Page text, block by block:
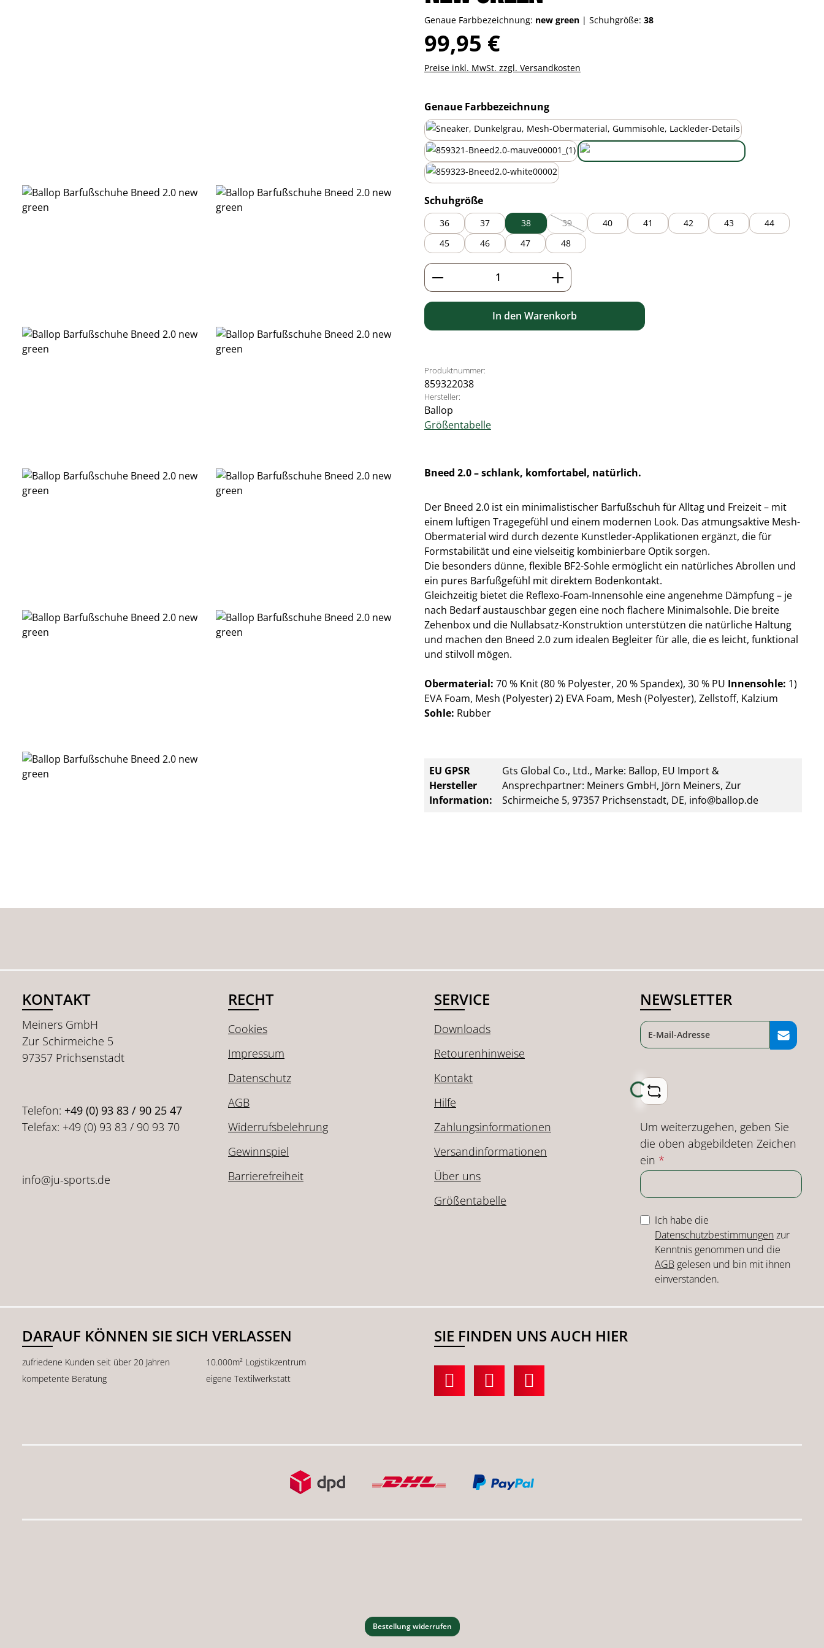
Genaue Farbbezeichnung: new green | Schuhgröße: 38
Regulärer Preis:
99,95 €
Preise inkl. MwSt. zzgl. Versandkosten
Genaue Farbbezeichnungauswählen
new green
Schuhgrößeauswählen
36 37 38 39
(Diese Option ist zurzeit nicht verfügbar.)
40 41 42 43
44
45
46 47 48
Produkt Anzahl: Gib den gewünschten Wert ein oder
In den Warenkorb
Produktnummer:
859322038
Hersteller:
Ballop
Größentabelle
Bneed 2.0 – schlank, komfortabel, natürlich.
Der Bneed 2.0 ist ein minimalistischer Barfußschuh für Alltag und Freizeit – mit
einem luftigen Tragegefühl und einem modernen Look. Das atmungsaktive Mesh-
Obermaterial wird durch dezente Kunstleder-Applikationen ergänzt, die für
Formstabilität und eine vielseitig kombinierbare Optik sorgen.
Die besonders dünne, flexible BF2-Sohle ermöglicht ein natürliches Abrollen und
ein pures Barfußgefühl mit direktem Bodenkontakt.
Gleichzeitig bietet die Reflexo-Foam-Innensohle eine angenehme Dämpfung – je
nach Bedarf austauschbar gegen eine noch flachere Minimalsohle. Die breite
Zehenbox und die Nullabsatz-Konstruktion unterstützen die natürliche Haltung
und machen den Bneed 2.0 zum idealen Begleiter für alle, die es leicht, funktional
und stilvoll mögen.
Obermaterial: 70 % Knit (80 % Polyester, 20 % Spandex), 30 % PU Innensohle: 1)
EVA Foam, Mesh (Polyester) 2) EVA Foam, Mesh (Polyester), Zellstoff, Kalzium
Sohle: Rubber
EU GPSR
Hersteller
Information:
Gts Global Co., Ltd., Marke: Ballop, EU Import &
Ansprechpartner: Meiners GmbH, Jörn Meiners, Zur
Schirmeiche 5, 97357 Prichsenstadt, DE, info@ballop.de
KONTAKT
Meiners GmbH
Zur Schirmeiche 5
97357 Prichsenstadt
Telefon: +49 (0) 93 83 / 90 25 47
Telefax: +49 (0) 93 83 / 90 93 70
info@ju-sports.de
RECHT
Cookies
Impressum
Datenschutz
AGB
Widerrufsbelehrung
Gewinnspiel
Barrierefreiheit
SERVICE
Downloads
Retourenhinweise
Kontakt
Hilfe
Zahlungsinformationen
Versandinformationen
Über uns
Größentabelle
NEWSLETTER
Loading...
Um weiterzugehen, geben Sie
die oben abgebildeten Zeichen
ein *
Ich habe die
Datenschutzbestimmungenzur
Kenntnis genommen und die
AGB gelesen und bin mit ihnen
einverstanden.
DARAUF KÖNNEN SIE SICH VERLASSEN
zufriedene Kunden seit über 20 Jahren
10.000m² Logistikzentrum
kompetente Beratung
eigene Textilwerkstatt
SIE FINDEN UNS AUCH HIER
Bestellung widerrufen